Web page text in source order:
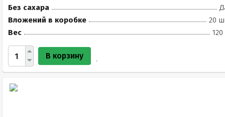
Без сахара
Вложений в коробке
20
Вес
120
В корзину